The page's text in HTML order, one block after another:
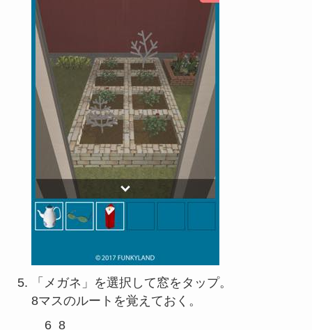
「メガネ」を選択して窓をタップ。
8マスのルートを覚えておく。
  6  8